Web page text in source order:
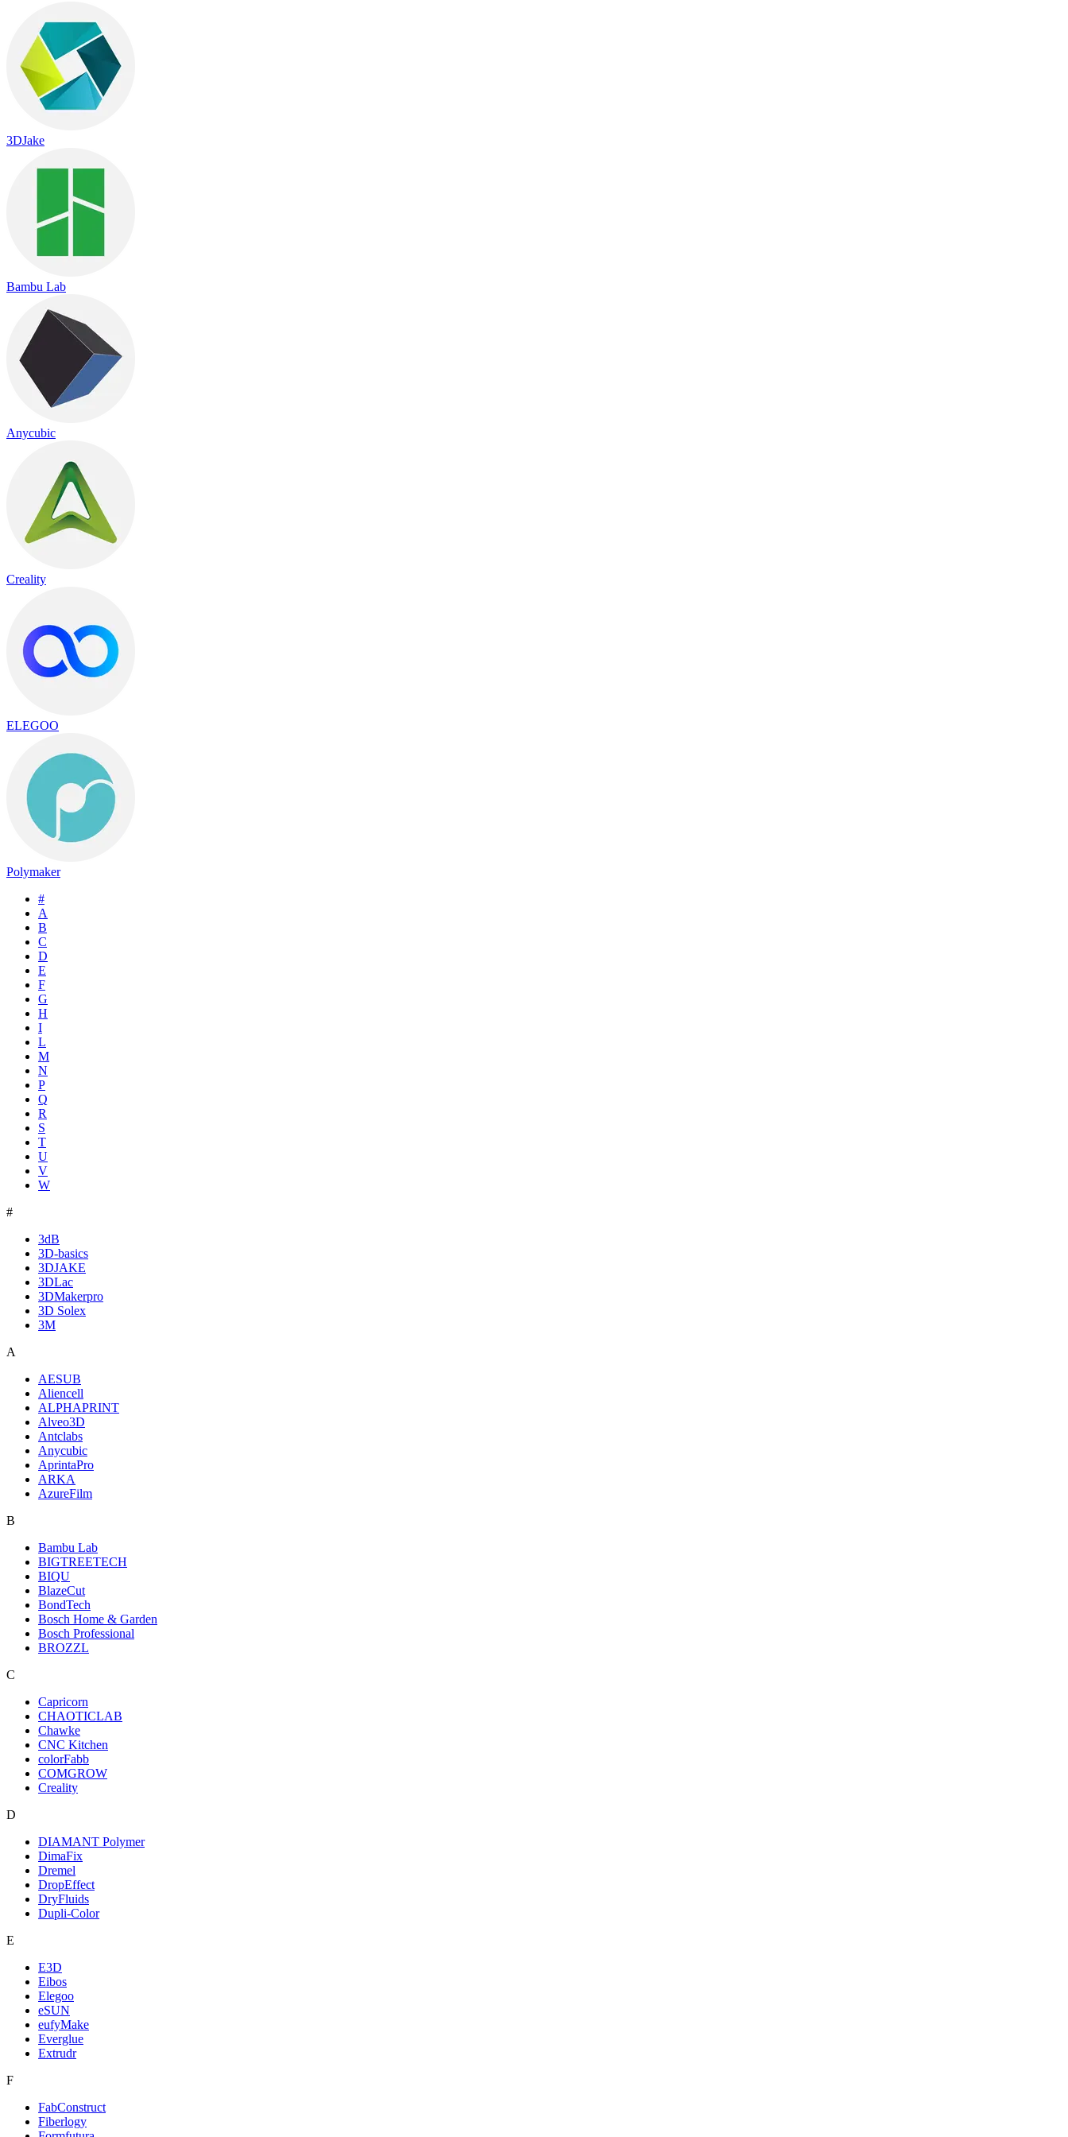
3DJake
Bambu Lab
Anycubic
Creality
ELEGOO
Polymaker
#
A
B
C
D
E
F
G
H
I
L
M
N
P
Q
R
S
T
U
V
W
#
3dB
3D-basics
3DJAKE
3DLac
3DMakerpro
3D Solex
3M
A
AESUB
Aliencell
ALPHAPRINT
Alveo3D
Antclabs
Anycubic
AprintaPro
ARKA
AzureFilm
B
Bambu Lab
BIGTREETECH
BIQU
BlazeCut
BondTech
Bosch Home & Garden
Bosch Professional
BROZZL
C
Capricorn
CHAOTICLAB
Chawke
CNC Kitchen
colorFabb
COMGROW
Creality
D
DIAMANT Polymer
DimaFix
Dremel
DropEffect
DryFluids
Dupli-Color
E
E3D
Eibos
Elegoo
eSUN
eufyMake
Everglue
Extrudr
F
FabConstruct
Fiberlogy